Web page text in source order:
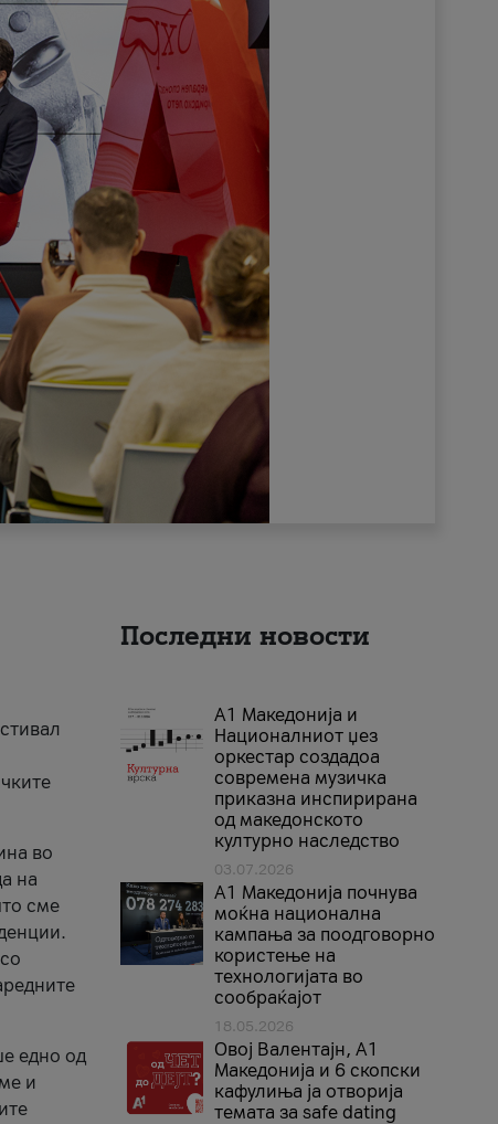
во
на
сме
едно од
и
Последни новости
А1 Македонија и
Националниот џез
оркестар создадоа
современа музичка
приказна инспирирана
од македонското
културно наследство
03.07.2026
A1 Македонија почнува
моќна национална
кампања за поодговорно
користење на
технологијата во
сообраќајот
18.05.2026
Овој Валентајн, A1
Македонија и 6 скопски
кафулиња ја отворија
темата за safe dating